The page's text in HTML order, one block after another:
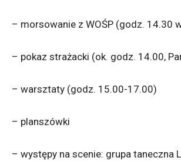
– morsowanie z WOŚP (godz. 14.30
– pokaz strażacki (ok. godz. 14.00,
– warsztaty (godz. 15.00-17.00)
– planszówki
– występy na scenie: grupa taneczna